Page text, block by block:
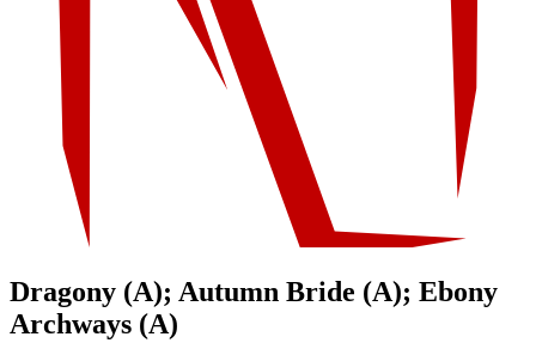
Dragony (A); Autumn Bride (A); Ebony
Archways (A)